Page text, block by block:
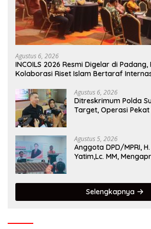
Agustus 6, 2026
INCOILS 2026 Resmi Digelar di
Kolaborasi Riset Islam Bertaraf
Agustus 6, 2026
Ditreskrimum Polda
Target, Operasi
Agustus 5, 2026
Anggota DPD/MPRI,
Yatim,Lc. MM,
Selengkapnya